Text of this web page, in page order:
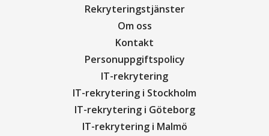
Rekryteringstjänster
Om oss
Kontakt
Personuppgiftspolicy
IT-rekrytering
IT-rekrytering i Stockholm
IT-rekrytering i Göteborg
IT-rekrytering i Malmö